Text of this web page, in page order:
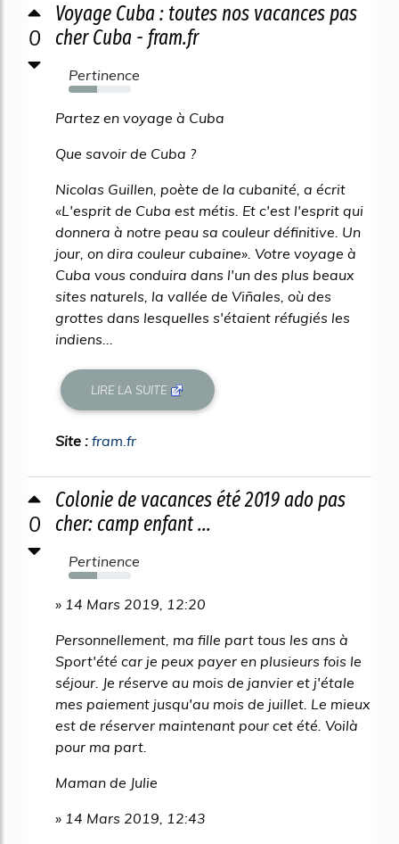
0
Voyage Cuba : toutes nos vacances pas
cher Cuba - fram.fr
Pertinence
45%
Partez en voyage à Cuba
Que savoir de Cuba ?
Nicolas Guillen, poète de la cubanité, a écrit
«L'esprit de Cuba est métis. Et c'est l'esprit qui
donnera à notre peau sa couleur définitive. Un
jour, on dira couleur cubaine». Votre voyage à
Cuba vous conduira dans l'un des plus beaux
sites naturels, la vallée de Viñales, où des
grottes dans lesquelles s'étaient réfugiés les
indiens...
LIRE LA SUITE
Site : fram.fr
0
Colonie de vacances été 2019 ado pas
cher: camp enfant ...
Pertinence
45%
» 14 Mars 2019, 12:20
Personnellement, ma fille part tous les ans à
Sport'été car je peux payer en plusieurs fois le
séjour. Je réserve au mois de janvier et j'étale
mes paiement jusqu'au mois de juillet. Le mieux
est de réserver maintenant pour cet été. Voilà
pour ma part.
Maman de Julie
» 14 Mars 2019, 12:43